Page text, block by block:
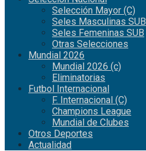
Selección Mayor (C)
Seles Masculinas SUB
Seles Femeninas SUB
Otras Selecciones
Mundial 2026
Mundial 2026 (c)
Eliminatorias
Futbol Internacional
F. Internacional (C)
Champions League
Mundial de Clubes
Otros Deportes
Actualidad